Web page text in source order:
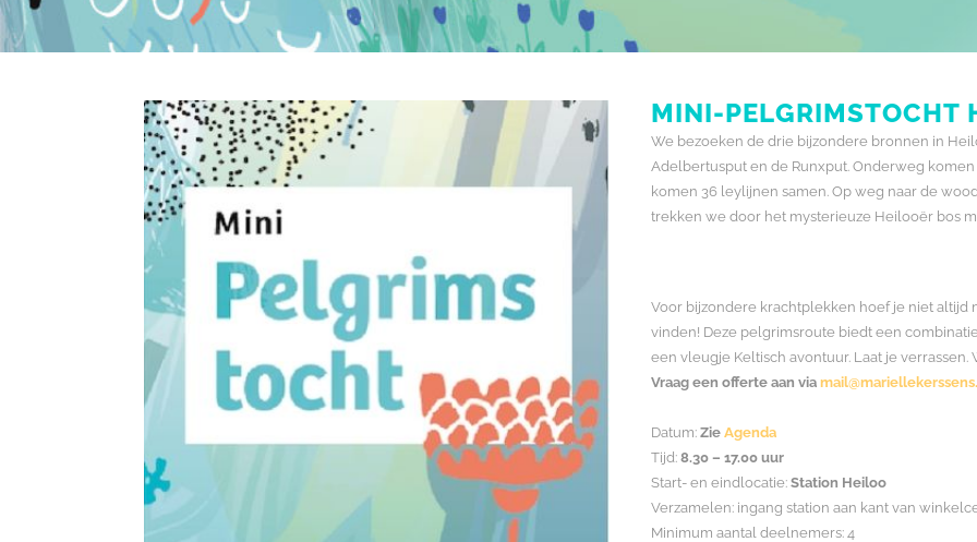
MINI-PELGRIMSTOCHT
We bezoeken de drie bijzondere bronnen in
Adelbertusput en de Runxput. Onderweg
komen 36 leylijnen samen. Op weg naar de
trekken we door het mysterieuze Heilooër bos
Voor bijzondere krachtplekken hoef je niet altijd
vinden! Deze pelgrimsroute biedt een
een vleugje Keltisch avontuur. Laat je verrassen.
Vraag een offerte aan via
Datum: Zie Agenda
Tijd: 8.30 – 17.00 uur
Start- en eindlocatie: Station Heiloo
Verzamelen: ingang station aan kant van
Minimum aantal deelnemers: 4